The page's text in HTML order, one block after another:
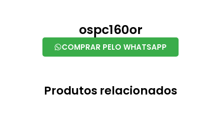
ospc160or
COMPRAR PELO WHATSAPP
Produtos relacionados